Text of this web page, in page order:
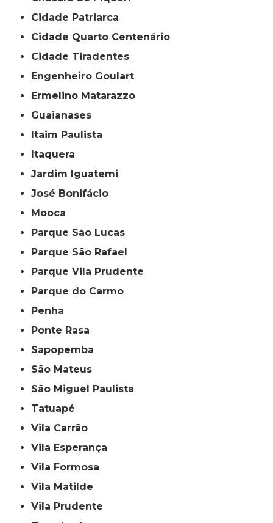
Cidade Patriarca
Cidade Quarto Centenário
Cidade Tiradentes
Engenheiro Goulart
Ermelino Matarazzo
Guaianases
Itaim Paulista
Itaquera
Jardim Iguatemi
José Bonifácio
Mooca
Parque São Lucas
Parque São Rafael
Parque Vila Prudente
Parque do Carmo
Penha
Ponte Rasa
Sapopemba
São Mateus
São Miguel Paulista
Tatuapé
Vila Carrão
Vila Esperança
Vila Formosa
Vila Matilde
Vila Prudente